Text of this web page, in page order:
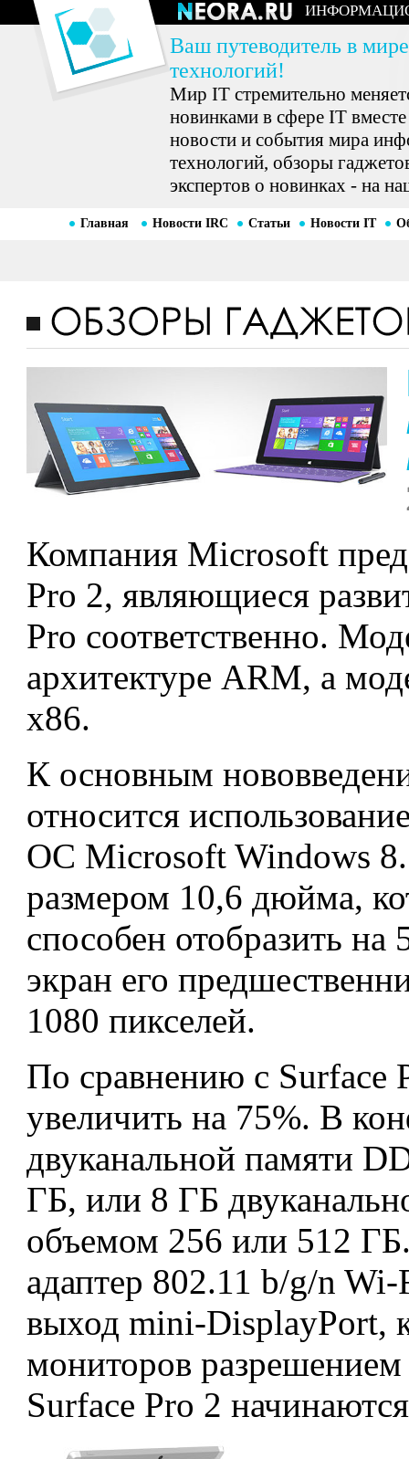
Ваш путеводитель в
технологий!
Мир IT стремительно
новинками в сфере IT
новости и события мира
технологий, обзоры
экспертов о новинках - на
Главная Новости IRC Статьи Новости IT
Компания Microsoft
Pro 2, являющиеся
Pro соответственно.
архитектуре ARM, а
x86.
К основным
относится
ОС Microsoft Windows
размером 10,6 дюйма,
способен отобразить
экран его
1080 пикселей.
По сравнению с Surface
увеличить на 75%. В
двуканальной памяти
ГБ, или 8 ГБ
объемом 256 или 512
адаптер 802.11 b/g/n
выход mini-DisplayPort,
мониторов
Surface Pro 2